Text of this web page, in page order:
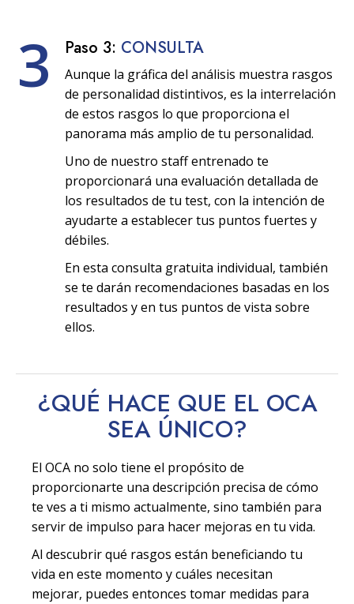
3 Paso 3: CONSULTA
Aunque la gráfica del análisis muestra rasgos
de personalidad distintivos, es la interrelación
de estos rasgos lo que proporciona el
panorama más amplio de tu personalidad.
Uno de nuestro staff entrenado te
proporcionará una evaluación detallada de
los resultados de tu test, con la intención de
ayudarte a establecer tus puntos fuertes y
débiles.
En esta consulta gratuita individual, también
se te darán recomendaciones basadas en los
resultados y en tus puntos de vista sobre
ellos.
¿QUÉ HACE QUE EL OCA
SEA ÚNICO?
El OCA no solo tiene el propósito de
proporcionarte una descripción precisa de cómo
te ves a ti mismo actualmente, sino también para
servir de impulso para hacer mejoras en tu vida.
Al descubrir qué rasgos están beneficiando tu
vida en este momento y cuáles necesitan
mejorar, puedes entonces tomar medidas para